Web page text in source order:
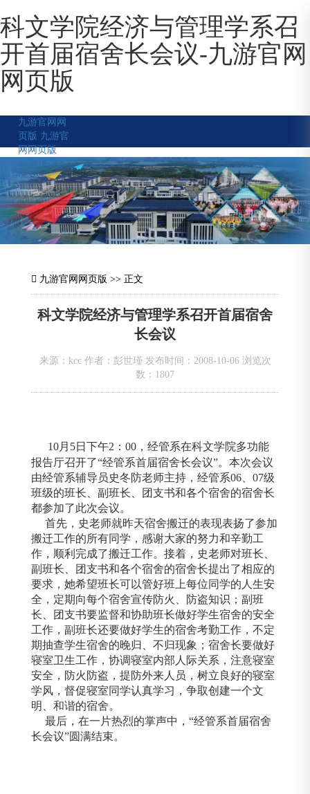
科文学院经济与管理学系召
开首届宿舍长会议-九游官网
网页版
九游官网网
页版 九游官
网网页版
九游官网网页版 >> 正文
科文学院经济与管理学系召开首届宿舍
长会议
来源：kcc 作者：彭世瑾 发布时间：2008-10-06 浏览次
数： 1807
10月5日下午2：00，经管系在科文学院多功能
报告厅召开了“经管系首届宿舍长会议”。本次会议
由经管系辅导员史冬防老师主持，经管系06、07级
班级的班长、副班长、团支书和各个宿舍的宿舍长
都参加了此次会议。
首先，史老师就昨天宿舍搬迁的表现表扬了参加
搬迁工作的所有同学，感谢大家的努力和辛勤工
作，顺利完成了搬迁工作。接着，史老师对班长、
副班长、团支书和各个宿舍的宿舍长提出了相应的
要求，她希望班长可以管好班上每位同学的人生安
全，定期向每个宿舍宣传防火、防盗知识；副班
长、团支书要监督和协助班长做好学生宿舍的安全
工作，副班长还要做好学生的宿舍考勤工作，不定
期抽查学生宿舍的晚归、不归现象；宿舍长要做好
寝室卫生工作，协调寝室内部人际关系，注意寝室
安全，防火防盗，提防外来人员，树立良好的寝室
学风，督促寝室同学认真学习，争取创建一个文
明、和谐的宿舍。
最后，在一片热烈的掌声中，“经管系首届宿舍
长会议”圆满结束。